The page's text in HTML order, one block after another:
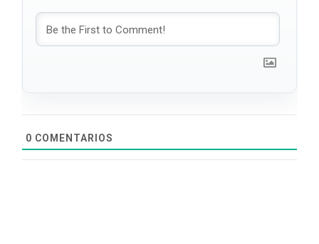
0 COMENTARIOS